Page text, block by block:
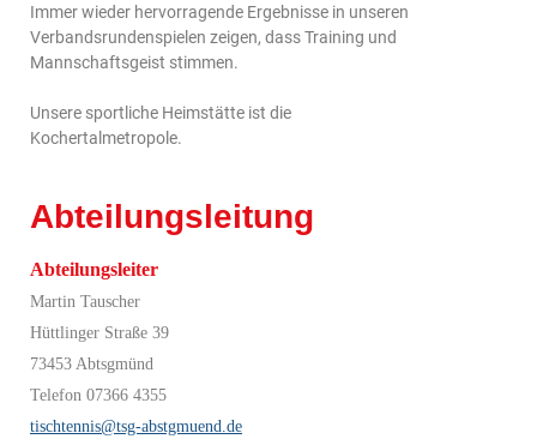
Immer wieder hervorragende Ergebnisse in unseren
Verbandsrundenspielen zeigen, dass Training und
Mannschaftsgeist stimmen.
Unsere sportliche Heimstätte ist die
Kochertalmetropole.
Abteilungsleitung
Abteilungsleiter
Martin Tauscher
Hüttlinger Straße 39
73453 Abtsgmünd
Telefon 07366 4355
tischtennis@tsg-abstgmuend.de